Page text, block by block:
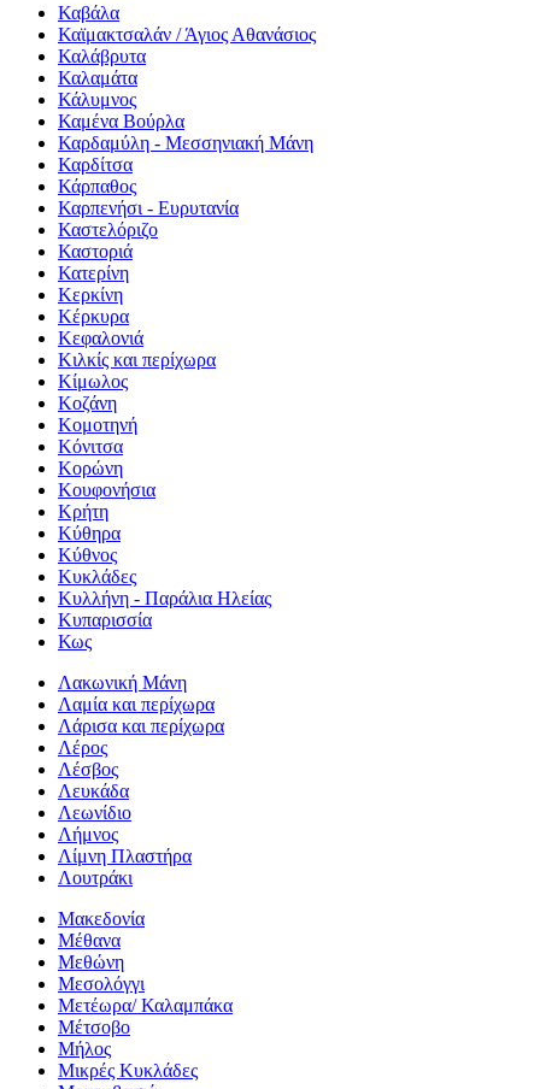
Καβάλα
Καϊμακτσαλάν / Άγιος Αθανάσιος
Καλάβρυτα
Καλαμάτα
Κάλυμνος
Καμένα Βούρλα
Καρδαμύλη - Μεσσηνιακή Μάνη
Καρδίτσα
Κάρπαθος
Καρπενήσι - Ευρυτανία
Καστελόριζο
Καστοριά
Κατερίνη
Κερκίνη
Κέρκυρα
Κεφαλονιά
Κιλκίς και περίχωρα
Κίμωλος
Κοζάνη
Κομοτηνή
Κόνιτσα
Κορώνη
Κουφονήσια
Κρήτη
Κύθηρα
Κύθνος
Κυκλάδες
Κυλλήνη - Παράλια Ηλείας
Κυπαρισσία
Κως
Λακωνική Μάνη
Λαμία και περίχωρα
Λάρισα και περίχωρα
Λέρος
Λέσβος
Λευκάδα
Λεωνίδιο
Λήμνος
Λίμνη Πλαστήρα
Λουτράκι
Μακεδονία
Μέθανα
Μεθώνη
Μεσολόγγι
Μετέωρα/ Καλαμπάκα
Μέτσοβο
Μήλος
Μικρές Κυκλάδες